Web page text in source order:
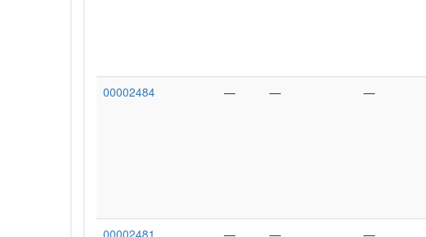
00002484 — — —
00002481 — — —